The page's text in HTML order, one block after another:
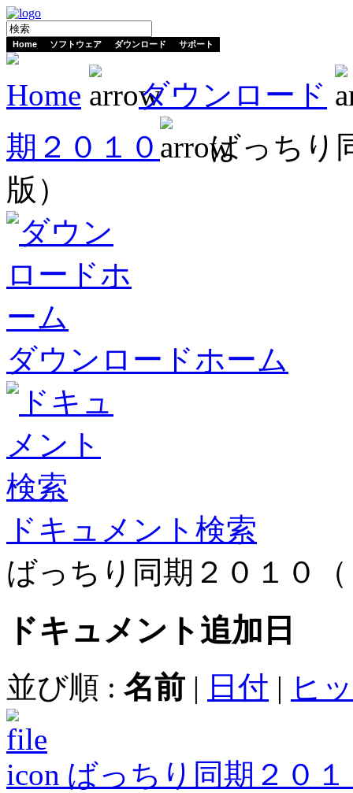
Home ソフトウェア ダウンロード サポート
Home
ダウンロード
期２０１０
ばっちり
版）
ダウンロードホーム
ドキュメント検索
ばっちり同期２０１０
ドキュメント 追加日
並び順 : 名前 | 日付 | ヒ
ばっちり同期２０